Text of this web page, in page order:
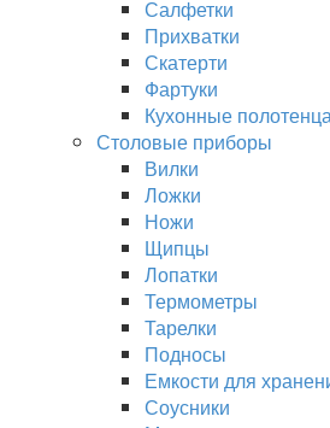
Салфетки
Прихватки
Скатерти
Фартуки
Кухонные
Столовые приборы
Вилки
Ложки
Ножи
Щипцы
Лопатки
Термометры
Тарелки
Подносы
Емкости для
Соусники